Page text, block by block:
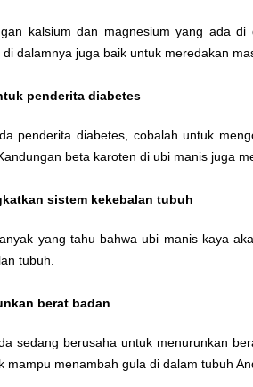
kalsium dan magnesium yang ada
di dalamnya juga baik untuk meredakan
penderita diabetes
penderita diabetes, cobalah untuk
beta karoten di ubi manis juga
sistem kekebalan tubuh
yang tahu bahwa ubi manis kaya
tubuh.
berat badan
sedang berusaha untuk menurunkan
mampu menambah gula di dalam tubuh